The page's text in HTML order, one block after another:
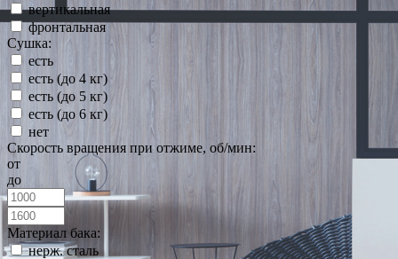
вертикальная
фронтальная
Сушка:
есть
есть (до 4 кг)
есть (до 5 кг)
есть (до 6 кг)
нет
Скорость вращения при отжиме, об/мин:
от
до
Материал бака:
нерж. сталь